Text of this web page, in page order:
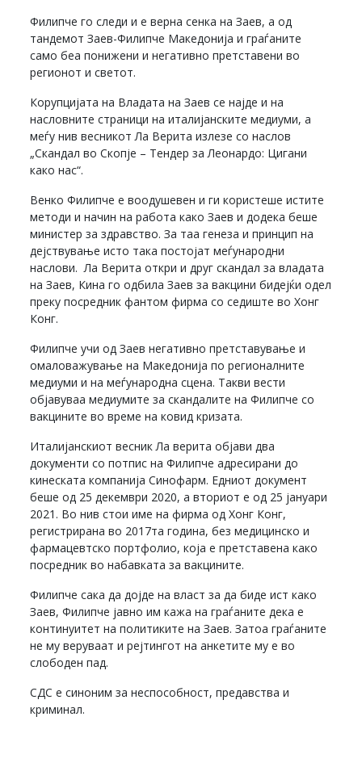
Филипче го следи и е верна сенка на Заев, а од
тандемот Заев-Филипче Македонија и граѓаните
само беа понижени и негативно претставени во
регионот и светот.
Корупцијата на Владата на Заев се најде и на
насловните страници на италијанските медиуми, а
меѓу нив весникот Ла Верита излезе со наслов
„Скандал во Скопје – Тендер за Леонардо: Цигани
како нас“.
Венко Филипче е воодушевен и ги користеше истите
методи и начин на работа како Заев и додека беше
министер за здравство. За таа генеза и принцип на
дејствување исто така постојат меѓународни
наслови. Ла Верита откри и друг скандал за владата
на Заев, Кина го одбила Заев за вакцини бидејќи одел
преку посредник фантом фирма со седиште во Хонг
Конг.
Филипче учи од Заев негативно претставување и
омаловажување на Македонија по регионалните
медиуми и на меѓународна сцена. Такви вести
објавуваа медиумите за скандалите на Филипче со
вакцините во време на ковид кризата.
Италијанскиот весник Ла верита објави два
документи со потпис на Филипче адресирани до
кинеската компанија Синофарм. Едниот документ
беше од 25 декември 2020, а вториот е од 25 јануари
2021. Во нив стои име на фирма од Хонг Конг,
регистрирана во 2017та година, без медицинско и
фармацевтско портфолио, која е претставена како
посредник во набавката за вакцините.
Филипче сака да дојде на власт за да биде ист како
Заев, Филипче јавно им кажа на граѓаните дека е
континуитет на политиките на Заев. Затоа граѓаните
не му веруваат и рејтингот на анкетите му е во
слободен пад.
СДС е синоним за неспособност, предавства и
криминал.